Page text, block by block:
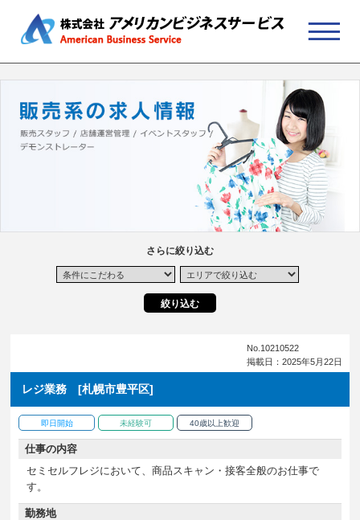
さらに絞り込む
No.10210522
掲載日：2025年5月22日
レジ業務 [札幌市豊平区]
即日開始 未経験可 40歳以上歓迎
仕事の内容
セミセルフレジにおいて、商品スキャン・接客全般のお仕事で
す。
勤務地